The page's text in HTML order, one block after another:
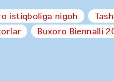
istiqboliga nigoh
Buxoro Biennalli